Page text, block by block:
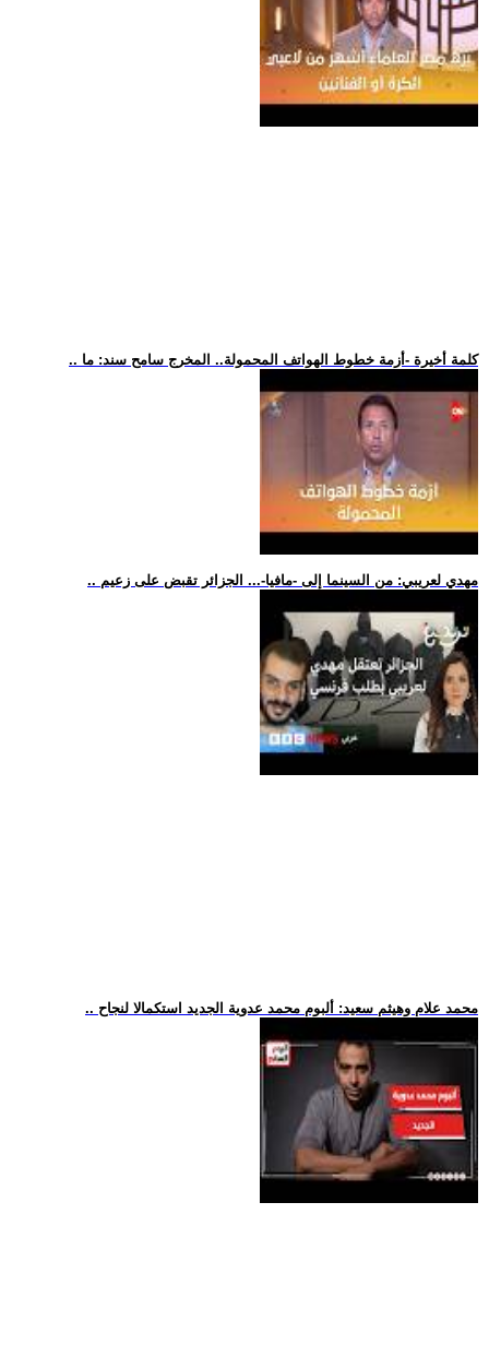
.. كلمة أخيرة -أزمة خطوط الهواتف المحمولة.. المخرج سامح سند: ما
.. مهدي لعريبي: من السينما إلى -مافيا-... الجزائر تقبض على زعيم
.. محمد علام وهيثم سعيد: ألبوم محمد عدوية الجديد استكمالا لنجاح